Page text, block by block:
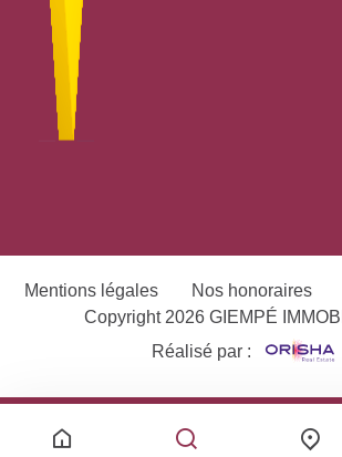
Mentions légales Nos honoraires
Copyright 2026 GIEMPÉ
Réalisé par :